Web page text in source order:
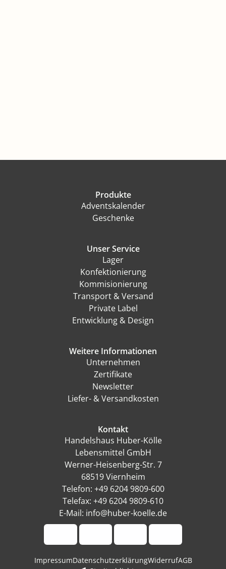
Produkte
Adventskalender
Geschenke
Unser Service
Lager
Konfektionierung
Kommisionierung
Transport & Versand
Private Label
Entwicklung & Design
Weitere Informationen
Unternehmen
Zertifikate
Newsletter
Liefer- & Versandkosten
Kontakt
Handelshaus Huber-Kölle
Lebensmittel GmbH
Werner-Heisenberg-Str. 7
68519 Viernheim
Telefon: +49 6204 9809-600
Telefax: +49 6204 9809-610
E-Mail: info@huber-koelle.de
ImpressumDatenschutzerklärungWiderrufAGB